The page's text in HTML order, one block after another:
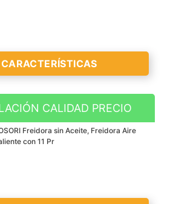
de 5,5L
cocinar
la
CALIDAD PRECIO
Freidora sin Aceite, Freidora Aire
con 11 Pr